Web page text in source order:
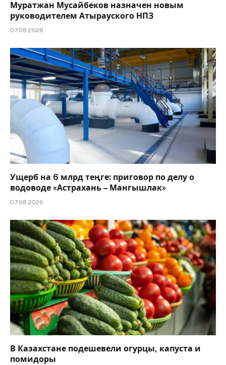
Муратжан Мусайбеков назначен новым
руководителем Атырауского НПЗ
07.08.2026
Ущерб на 6 млрд теңге: приговор по делу о
водоводе «Астрахань – Мангышлак»
07.08.2026
В Казахстане подешевели огурцы, капуста и
помидоры